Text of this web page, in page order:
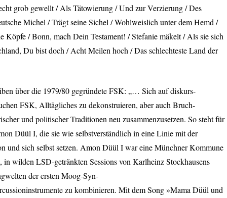
grob gewellt / Als Tätowierung / Und zur Verzierung / Des
Michel / Trägt seine Sichel / Wohlweislich unter dem Hemd /
Köpfe / Bonn, mach Dein Testament! / Stefanie mäkelt / Als sie sich
Du bist doch / Acht Meilen hoch / Das schlechteste Land der
über die 1979/80 gegründeteFSK: „… Sich auf diskurs-
FSK, Alltägliches zu dekonstruieren, aber auch Bruch-
und politischer Traditionen neu zusammenzusetzen. So steht für
Düül I, die sie wie selbstverständlich in eine Linie mit der
und sich selbst setzen. Amon Düül I war eine Münchner Kommune
in wilden LSD-getränkten Sessions von Karlheinz Stockhausens
der ersten Moog-Syn-
zu kombinieren. Mit dem Song »Mama Düül und